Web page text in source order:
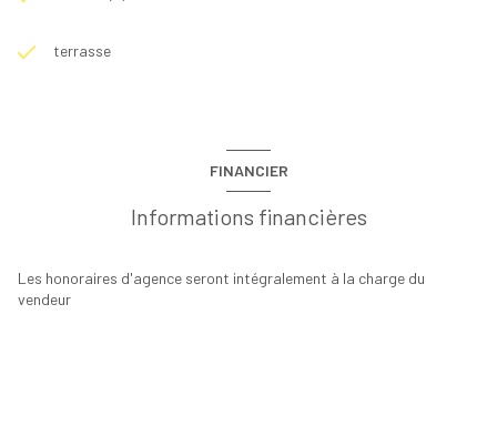
terrasse
FINANCIER
Informations financières
Les honoraires d'agence seront intégralement à la charge du
vendeur